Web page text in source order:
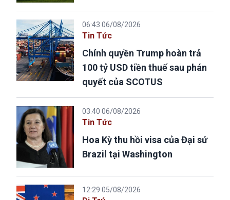
06:43 06/08/2026
Tin Tức
Chính quyền Trump hoàn trả
100 tỷ USD tiền thuế sau phán
quyết của SCOTUS
03:40 06/08/2026
Tin Tức
Hoa Kỳ thu hồi visa của Đại sứ
Brazil tại Washington
12:29 05/08/2026